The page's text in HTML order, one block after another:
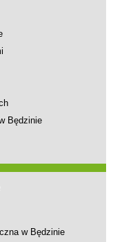
Będzinie
w Będzinie